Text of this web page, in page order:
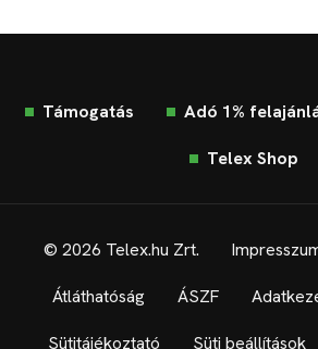
Támogatás Adó 1%
Telex Shop
© 2026 Telex.hu Zrt.
Átláthatóság ÁSZF
Sütitájékoztató Süti beállítások